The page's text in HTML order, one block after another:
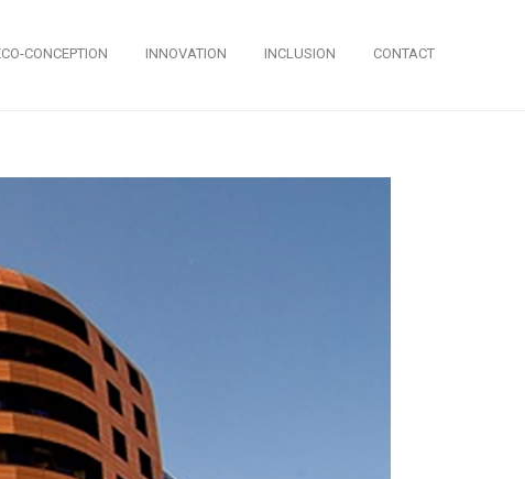
CONCEPTION INNOVATION INCLUSION CONTACT